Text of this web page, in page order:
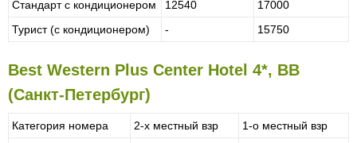
Стандарт с кондиционером
12540
17000
Турист (с кондиционером)
- 15750
Best Western Plus Center Hotel 4*, BB
(Санкт-Петербург)
Категория номера 2-х местный взр
1-о местный взр